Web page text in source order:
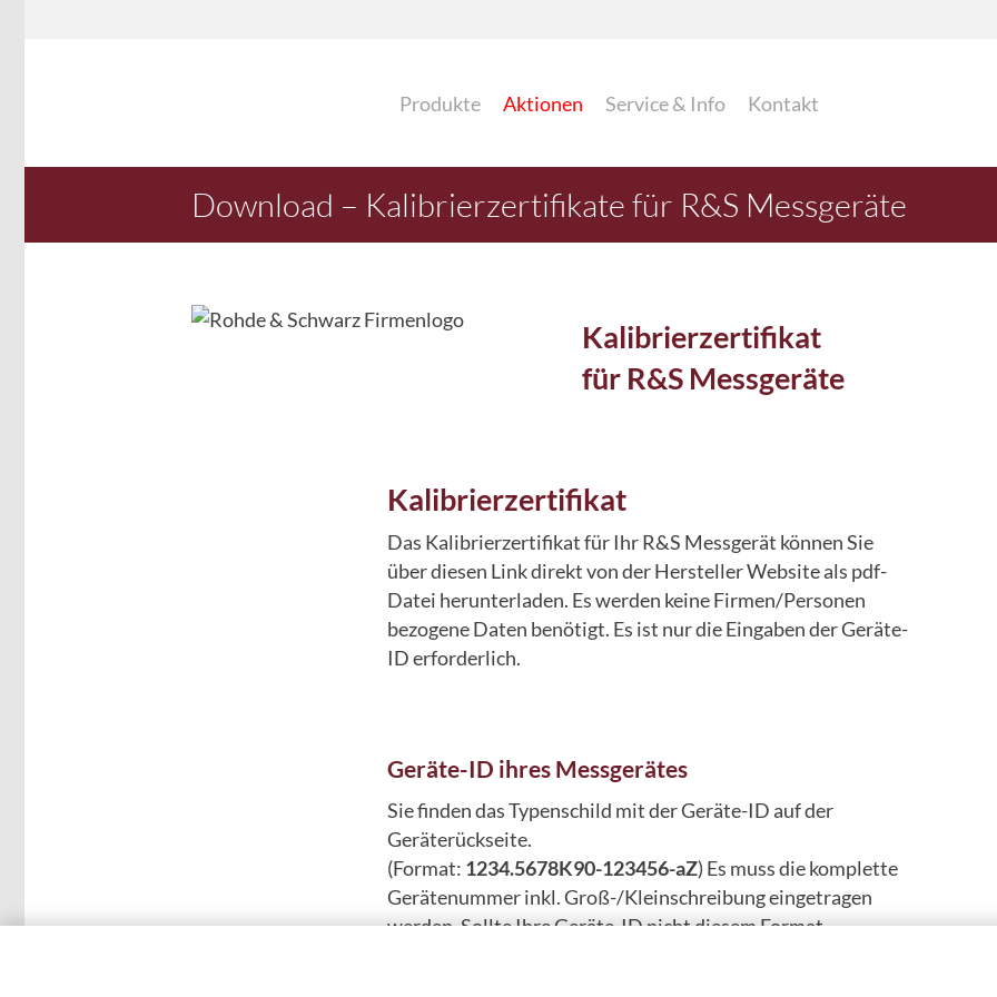
Produkte Aktionen Service & Info Kontakt
Download – Kalibrierzertifikate für R&S Messgeräte
Kalibrierzertifikat
für R&S Messgeräte
Kalibrierzertifikat
Das Kalibrierzertifikat für Ihr R&S Messgerät können Sie
über diesen Link direkt von der Hersteller Website als pdf-
Datei herunterladen. Es werden keine Firmen/Personen
bezogene Daten benötigt. Es ist nur die Eingaben der Geräte-
ID erforderlich.
Geräte-ID ihres Messgerätes
Sie finden das Typenschild mit der Geräte-ID auf der
Geräterückseite.
(Format: 1234.5678K90-123456-aZ) Es muss die komplette
Gerätenummer inkl. Groß-/Kleinschreibung eingetragen
werden. Sollte Ihre Geräte-ID nicht diesem Format